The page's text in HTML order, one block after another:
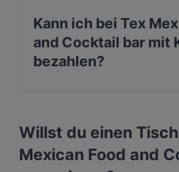
Kann ich bei Tex
and Cocktail bar mit
bezahlen?
Willst du einen
Mexican Food and